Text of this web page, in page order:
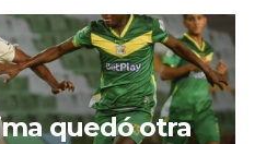
quedó otra